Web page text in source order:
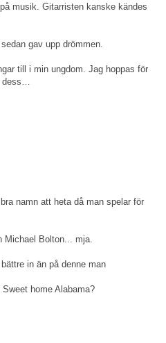
musik. Gitarristen kanske kändes
gav upp drömmen.
till i min ungdom. Jag hoppas för
namn att heta då man spelar för
Bolton... mja.
in än på denne man
home Alabama?